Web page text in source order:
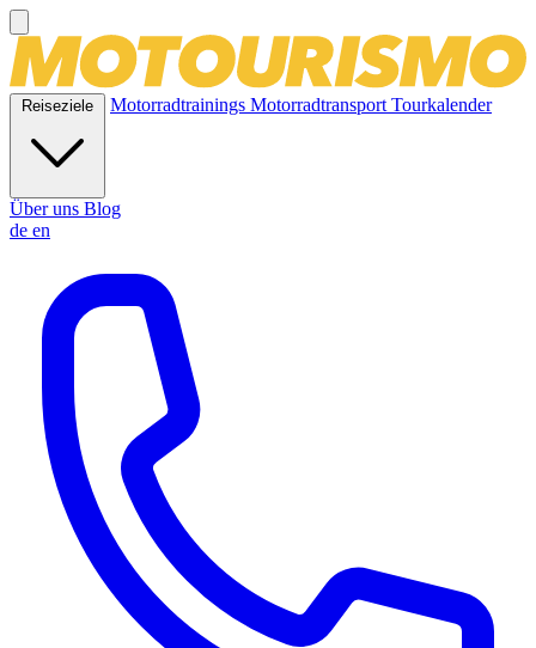
Reiseziele Motorradtrainings MotorradtransportTourkalender
Über uns Blog
de en